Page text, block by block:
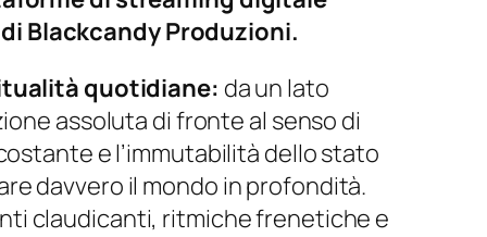
Blackcandy Produzioni.
quotidiane: da un lato
assoluta di fronte al senso di
e l’immutabilità dello stato
davvero il mondo in profondità.
claudicanti, ritmiche frenetiche e